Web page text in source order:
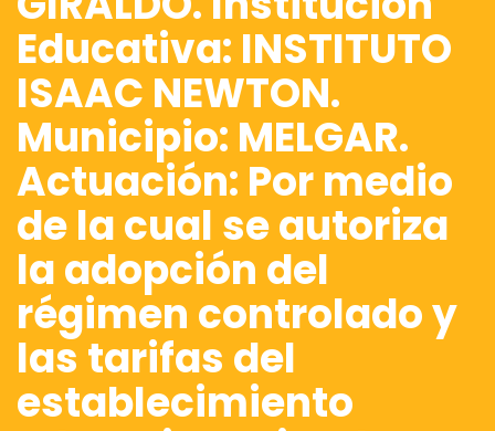
Educativa: INSTITUTO
ISAAC NEWTON.
Municipio: MELGAR.
Actuación: Por medio
de la cual se autoriza
la adopción del
régimen controlado y
las tarifas del
establecimiento